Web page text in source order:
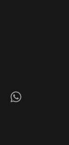
Whatsapp